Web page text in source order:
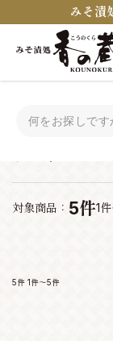
みそ
対象商品： 5件1
5件 1件～5件